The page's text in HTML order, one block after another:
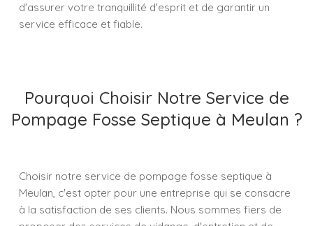
d'assurer votre tranquillité d'esprit et de garantir un
service efficace et fiable.
Pourquoi Choisir Notre Service de
Pompage Fosse Septique à Meulan ?
Choisir notre service de pompage fosse septique à
Meulan, c'est opter pour une entreprise qui se consacre
à la satisfaction de ses clients. Nous sommes fiers de